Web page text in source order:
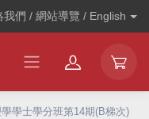
我們 / 網站導覽 / English
學士學分班第14期(B梯次)